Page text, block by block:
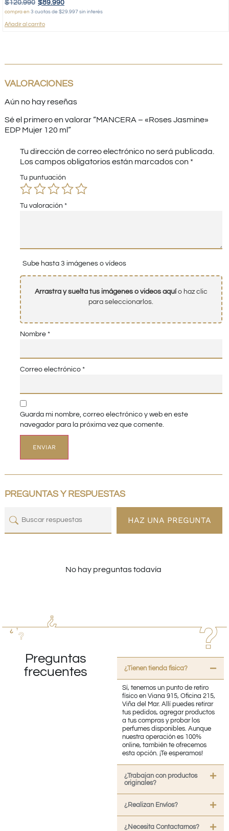
$120.990 $89.990
compra en 3 cuotas de $29.997 sin interés
Añadir al carrito
VALORACIONES
Aún no hay reseñas
Sé el primero en valorar “MANCERA – «Roses Jasmine»
EDP Mujer 120 ml”
Tu dirección de correo electrónico no será publicada.
Los campos obligatorios están marcados con *
Tu puntuación
Tu valoración *
Sube hasta 3 imágenes o vídeos
Arrastra y suelta tus imágenes o videos aquío haz clic
para seleccionarlos.
Nombre *
Correo electrónico *
Guarda mi nombre, correo electrónico y web en este
navegador para la próxima vez que comente.
PREGUNTAS Y RESPUESTAS
HAZ UNA PREGUNTA
No hay preguntas todavía
Preguntas
frecuentes
¿Tienen tienda fisica?
Sí, tenemos un punto de retiro
físico en Viana 915, Oficina 215,
Viña del Mar. Allí puedes retirar
tus pedidos, agregar productos
a tus compras y probar los
perfumes disponibles. Aunque
nuestra operación es 100%
online, también te ofrecemos
esta opción. ¡Te esperamos!
¿Trabajan con productos
originales?
¿Realizan Envíos?
¿Necesita Contactarnos?